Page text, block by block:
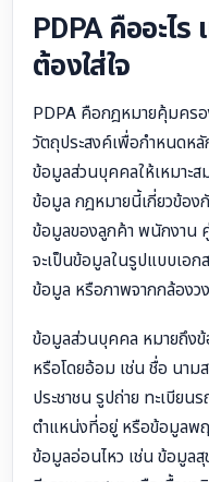
PDPA คืออะไ
ต้องใส่ใจ
PDPA คือกฎหมายคุ้มคร
วัตถุประสงค์เพื่อกำหนดหลั
ข้อมูลส่วนบุคคลให้เหมาะส
ข้อมูล กฎหมายนี้เกี่ยวข้อง
ข้อมูลของลูกค้า พนักงาน
จะเป็นข้อมูลในรูปแบบเอก
ข้อมูล หรือภาพจากกล้องว
ข้อมูลส่วนบุคคล หมายถึงข้
หรือโดยอ้อม เช่น ชื่อ นาม
ประชาชน รูปถ่าย ทะเบียน
ตำแหน่งที่อยู่ หรือข้อมูลพฤ
ข้อมูลอ่อนไหว เช่น ข้อมูล